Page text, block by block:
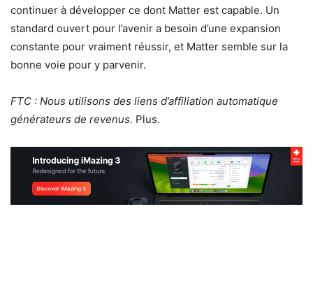
continuer à développer ce dont Matter est capable. Un
standard ouvert pour l’avenir a besoin d’une expansion
constante pour vraiment réussir, et Matter semble sur la
bonne voie pour y parvenir.
FTC : Nous utilisons des liens d’affiliation automatique
générateurs de revenus. Plus.